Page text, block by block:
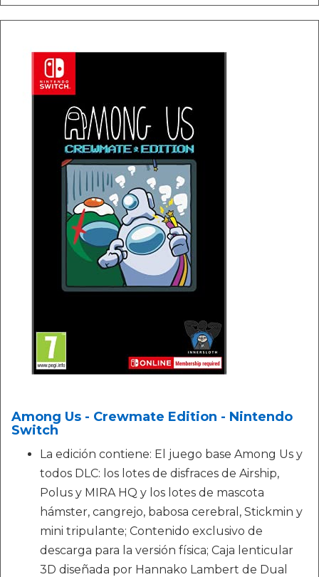
Among Us - Crewmate Edition - Nintendo
Switch
La edición contiene: El juego base Among Us y
todos DLC: los lotes de disfraces de Airship,
Polus y MIRA HQ y los lotes de mascota
hámster, cangrejo, babosa cerebral, Stickmin y
mini tripulante; Contenido exclusivo de
descarga para la versión física; Caja lenticular
3D diseñada por Hannako Lambert de Dual